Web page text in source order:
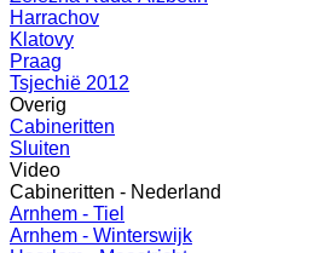
Harrachov
Klatovy
Praag
Tsjechië 2012
Overig
Cabineritten
Sluiten
Video
Cabineritten - Nederland
Arnhem - Tiel
Arnhem - Winterswijk